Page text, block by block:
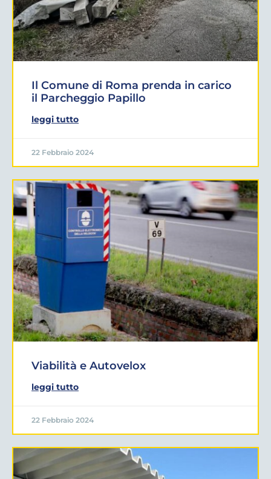
Il Comune di Roma prenda in carico
il Parcheggio Papillo
leggi tutto
22 Febbraio 2024
Viabilità e Autovelox
leggi tutto
22 Febbraio 2024